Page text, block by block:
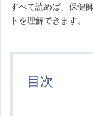
すべて読めば、保健
トを理解できます。
目次